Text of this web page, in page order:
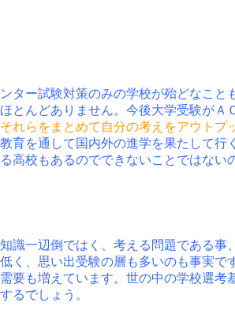
ター試験対策のみの学校が殆どなこ
とんどありません。今後大学受験が
れらをまとめて自分の考えをアウト
育を通して国内外の進学を果たして
校もあるのでできないことではない
一辺倒ではく、考える問題である
く、思い出受験の層も多いのも事
も増えています。世の中の学校選
るでしょう。